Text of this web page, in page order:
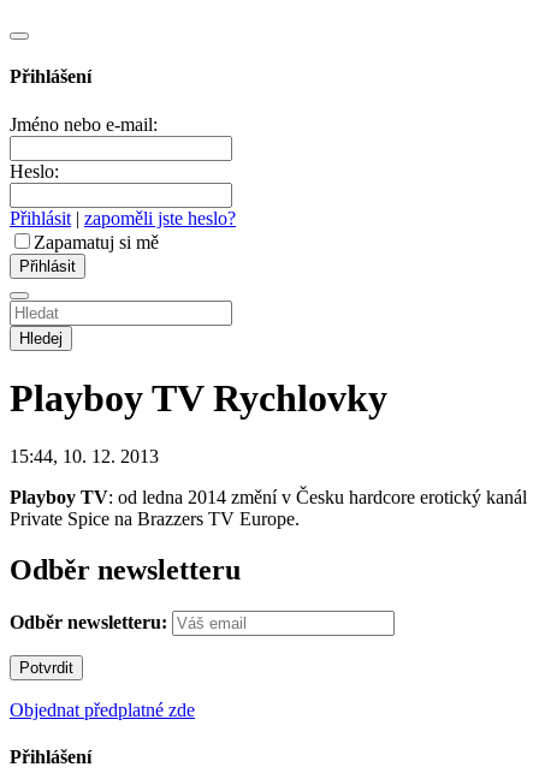
Přihlášení
Jméno nebo e-mail:
Heslo:
Přihlásit | zapoměli jste heslo?
Zapamatuj si mě
Hledej
Playboy TV Rychlovky
15:44, 10. 12. 2013
Playboy TV: od ledna 2014 změní v Česku hardcore erotický kanál
Private Spice na Brazzers TV Europe.
Odběr newsletteru
Odběr newsletteru:
Objednat předplatné zde
Přihlášení